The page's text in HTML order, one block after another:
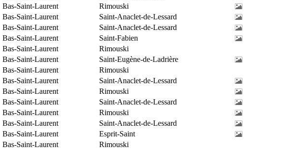
Bas-Saint-Laurent
Rimouski
Bas-Saint-Laurent
Saint-Anaclet-de-Lessard
Bas-Saint-Laurent
Saint-Anaclet-de-Lessard
Bas-Saint-Laurent
Saint-Fabien
Bas-Saint-Laurent
Rimouski
Bas-Saint-Laurent
Saint-Eugène-de-Ladrière
Bas-Saint-Laurent
Rimouski
Bas-Saint-Laurent
Saint-Anaclet-de-Lessard
Bas-Saint-Laurent
Rimouski
Bas-Saint-Laurent
Saint-Anaclet-de-Lessard
Bas-Saint-Laurent
Rimouski
Bas-Saint-Laurent
Saint-Anaclet-de-Lessard
Bas-Saint-Laurent
Esprit-Saint
Bas-Saint-Laurent
Rimouski